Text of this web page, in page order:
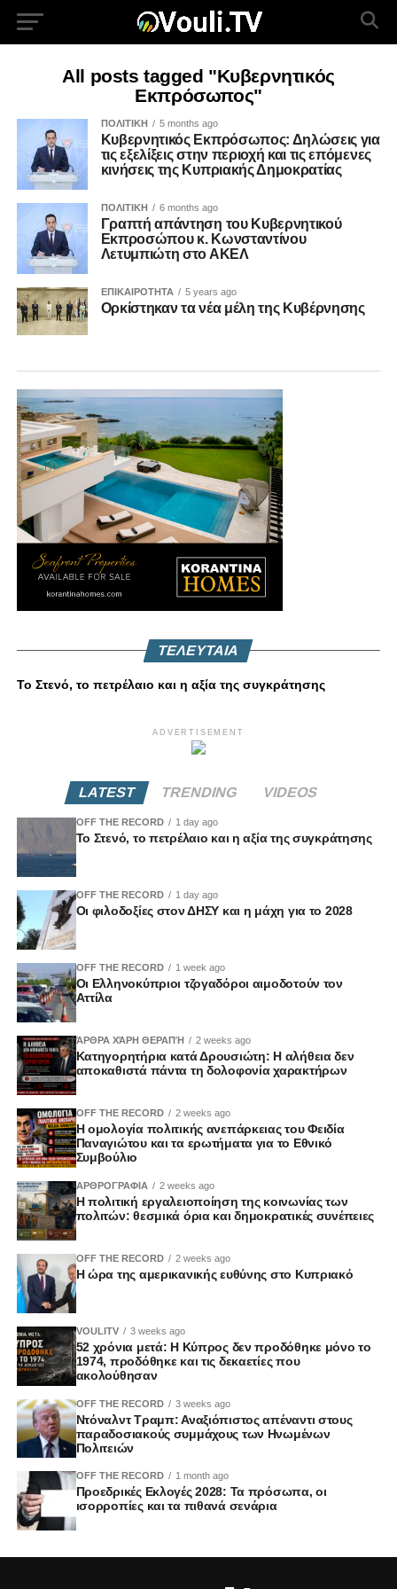
All posts tagged "Κυβερνητικός
Εκπρόσωπος"
ΠΟΛΙΤΙΚΗ 5 months ago
Κυβερνητικός Εκπρόσωπος: Δηλώσεις για
τις εξελίξεις στην περιοχή και τις επόμενες
κινήσεις της Κυπριακής Δημοκρατίας
ΠΟΛΙΤΙΚΗ 6 months ago
Γραπτή απάντηση του Κυβερνητικού
Εκπροσώπου κ. Κωνσταντίνου
Λετυμπιώτη στο ΑΚΕΛ
ΕΠΙΚΑΙΡΟΤΗΤΑ 5 years ago
Ορκίστηκαν τα νέα μέλη της Κυβέρνησης
ΤΕΛΕΥΤΑΙΑ
Το Στενό, το πετρέλαιο και η αξία της συγκράτησης
ADVERTISEMENT
LATEST TRENDING VIDEOS
OFF THE RECORD 1 day ago
Το Στενό, το πετρέλαιο και η αξία της συγκράτησης
OFF THE RECORD 1 day ago
Οι φιλοδοξίες στον ΔΗΣΥ και η μάχη για το 2028
OFF THE RECORD 1 week ago
Οι Ελληνοκύπριοι τζογαδόροι αιμοδοτούν τον
Αττίλα
ΆΡΘΡΑ ΧΆΡΗ ΘΕΡΑΠΉ 2 weeks ago
Κατηγορητήρια κατά Δρουσιώτη: Η αλήθεια δεν
αποκαθιστά πάντα τη δολοφονία χαρακτήρων
OFF THE RECORD 2 weeks ago
Η ομολογία πολιτικής ανεπάρκειας του Φειδία
Παναγιώτου και τα ερωτήματα για το Εθνικό
Συμβούλιο
ΑΡΘΡΟΓΡΑΦΙΑ 2 weeks ago
Η πολιτική εργαλειοποίηση της κοινωνίας των
πολιτών: θεσμικά όρια και δημοκρατικές συνέπειες
OFF THE RECORD 2 weeks ago
Η ώρα της αμερικανικής ευθύνης στο Κυπριακό
VOULITV 3 weeks ago
52 χρόνια μετά: Η Κύπρος δεν προδόθηκε μόνο το
1974, προδόθηκε και τις δεκαετίες που
ακολούθησαν
OFF THE RECORD 3 weeks ago
Ντόναλντ Τραμπ: Αναξιόπιστος απέναντι στους
παραδοσιακούς συμμάχους των Ηνωμένων
Πολιτειών
OFF THE RECORD 1 month ago
Προεδρικές Εκλογές 2028: Τα πρόσωπα, οι
ισορροπίες και τα πιθανά σενάρια